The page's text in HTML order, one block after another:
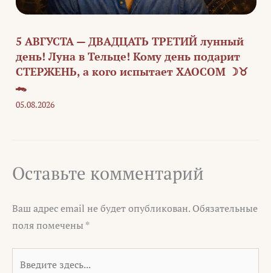
5 АВГУСТА — ДВАДЦАТЬ ТРЕТИЙ лунный
день! Луна в Тельце! Кому день подарит
СТЕРЖЕНЬ, а кого испытает ХАОСОМ ☽♉
🐊
05.08.2026
Оставьте комментарий
Ваш адрес email не будет опубликован. Обязательные
поля помечены *